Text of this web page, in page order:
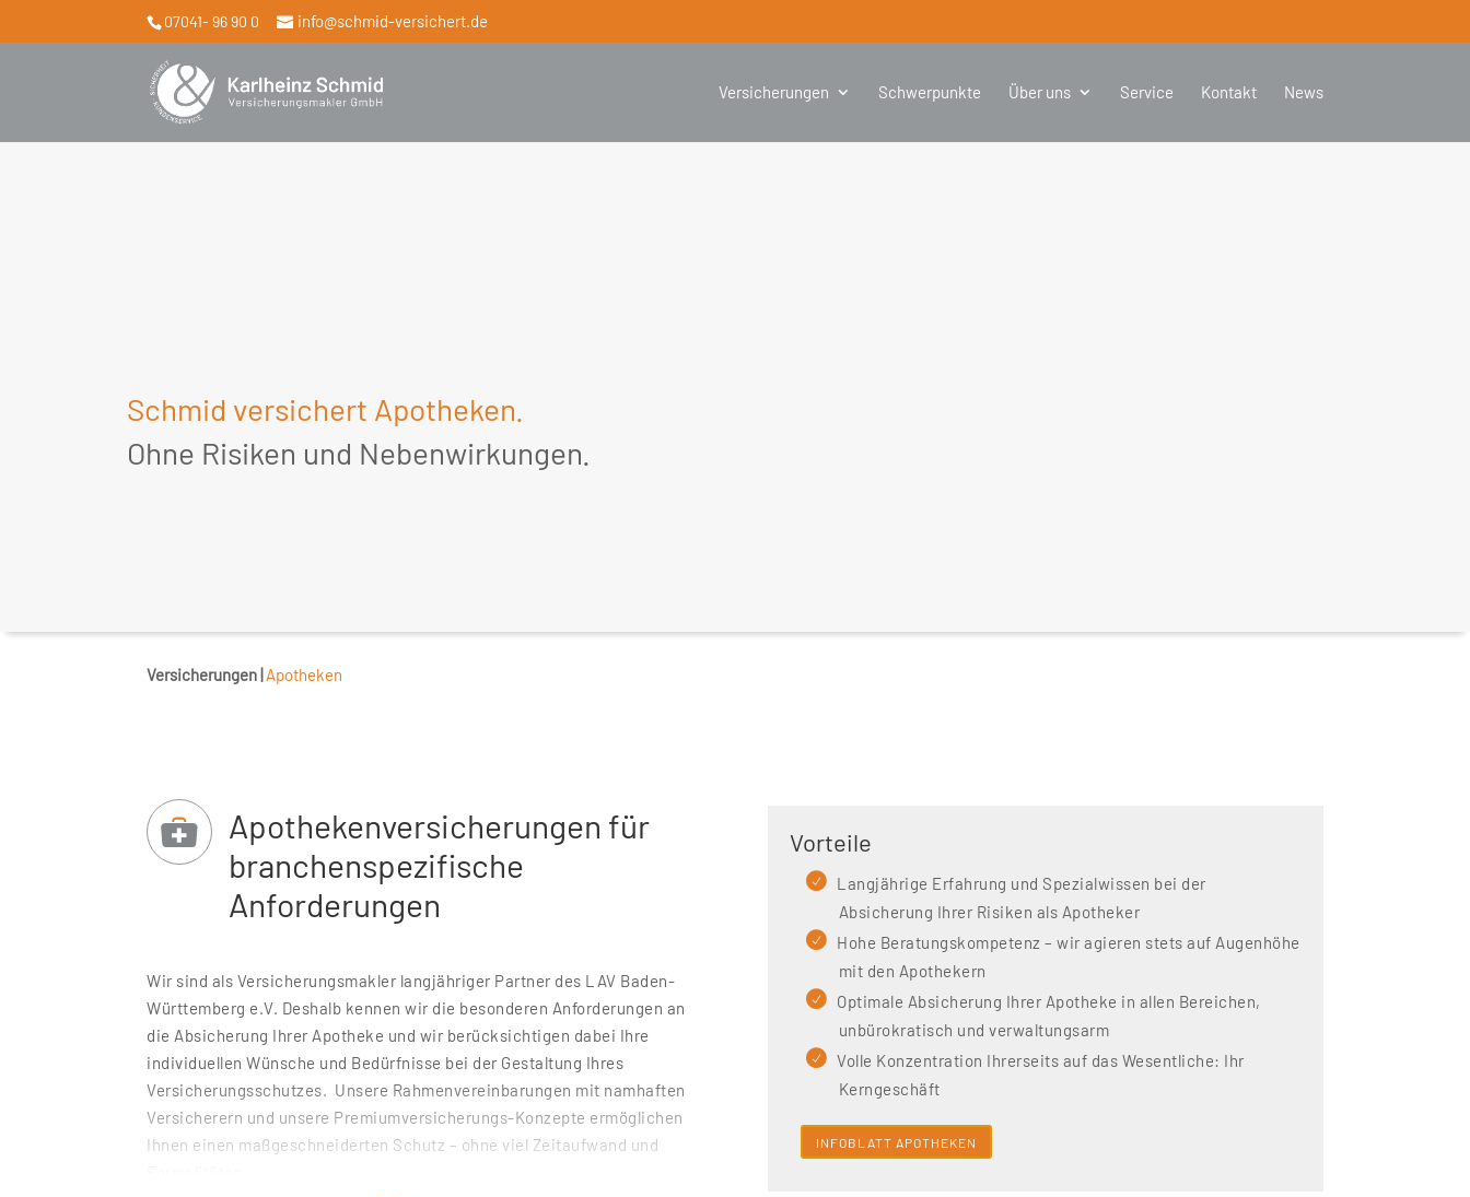
07041- 96 90 0 info@schmid-versichert.de
Versicherungen Schwerpunkte Über uns Service Kontakt News
Schmid versichert Apotheken.
Ohne Risiken und Nebenwirkungen.
Versicherungen |Apotheken
Apothekenversicherungen für
branchenspezifische
Anforderungen
Wir sind als Versicherungsmakler langjähriger Partner des LAV Baden-
Württemberg e.V. Deshalb kennen wir die besonderen Anforderungen an
die Absicherung Ihrer Apotheke und wir berücksichtigen dabei Ihre
individuellen Wünsche und Bedürfnisse bei der Gestaltung Ihres
Versicherungsschutzes. Unsere Rahmenvereinbarungen mit namhaften
Versicherern und unsere Premiumversicherungs-Konzepte ermöglichen
Ihnen einen maßgeschneiderten Schutz – ohne viel Zeitaufwand und
Vorteile
Langjährige Erfahrung und Spezialwissen bei der
Absicherung Ihrer Risiken als Apotheker
Hohe Beratungskompetenz – wir agieren stets auf Augenhöhe
mit den Apothekern
Optimale Absicherung Ihrer Apotheke in allen Bereichen,
unbürokratisch und verwaltungsarm
Volle Konzentration Ihrerseits auf das Wesentliche: Ihr
Kerngeschäft
INFOBLATT APOTHEKEN